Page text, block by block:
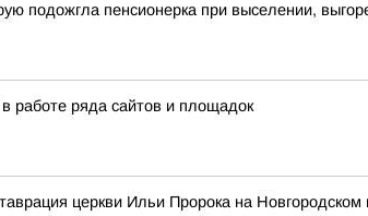
подожгла пенсионерка при выселении,
работе ряда сайтов и площадок
церкви Ильи Пророка на